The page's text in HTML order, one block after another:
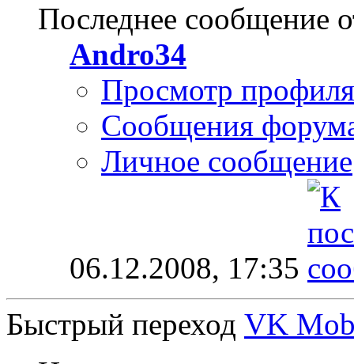
Последнее сообщение
Andro34
Просмотр профиля
Сообщения
Личное сообщение
06.12.2008, 17:35
Быстрый переход VK